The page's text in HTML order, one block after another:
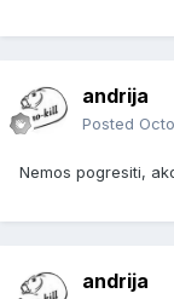
andrija
Posted
Nemos pogresiti,
andrija